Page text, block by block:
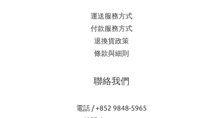
運送服務方式
付款服務方式
退換貨政策
條款與細則
聯絡我們
電話 / +852 9848-5965